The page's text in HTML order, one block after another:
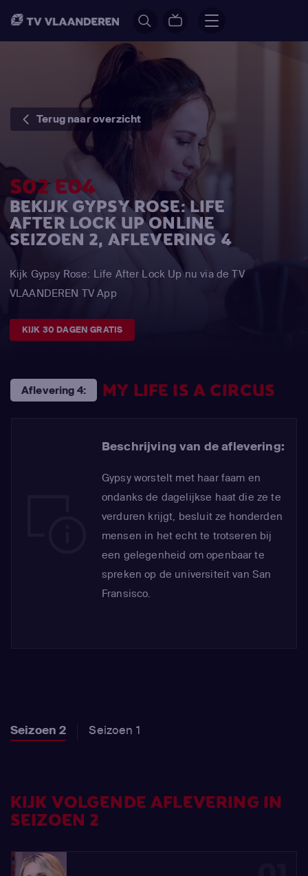
Terug naar overzicht
S02 E04
BEKIJK GYPSY ROSE: LIFE
AFTER LOCK UP ONLINE
SEIZOEN 2, AFLEVERING 4
Kijk Gypsy Rose: Life After Lock Up nu via de TV
VLAANDEREN TV App
KIJK 30 DAGEN GRATIS
Aflevering 4: MY LIFE IS A CIRCUS
Beschrijving van de aflevering:
Gypsy worstelt met haar faam en
ondanks de dagelijkse haat die ze te
verduren krijgt, besluit ze honderden
mensen in het echt te trotseren bij
een gelegenheid om openbaar te
spreken op de universiteit van San
Fransisco.
Seizoen 2 Seizoen 1
KIJK VOLGENDE AFLEVERING IN
SEIZOEN 2